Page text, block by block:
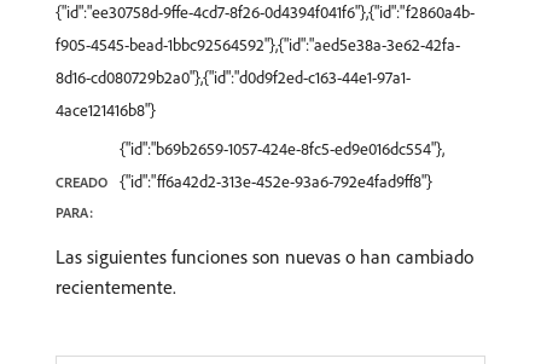
{"id":"ee30758d-9ffe-4cd7-8f26-0d4394f041f6"},{"id":"f2860a4b-
f905-4545-bead-1bbc92564592"},{"id":"aed5e38a-3e62-42fa-
8d16-cd080729b2a0"},{"id":"d0d9f2ed-c163-44e1-97a1-
4ace121416b8"}
CREADO
PARA:
{"id":"b69b2659-1057-424e-8fc5-ed9e016dc554"},
{"id":"ff6a42d2-313e-452e-93a6-792e4fad9ff8"}
Las siguientes funciones son nuevas o han cambiado
recientemente.